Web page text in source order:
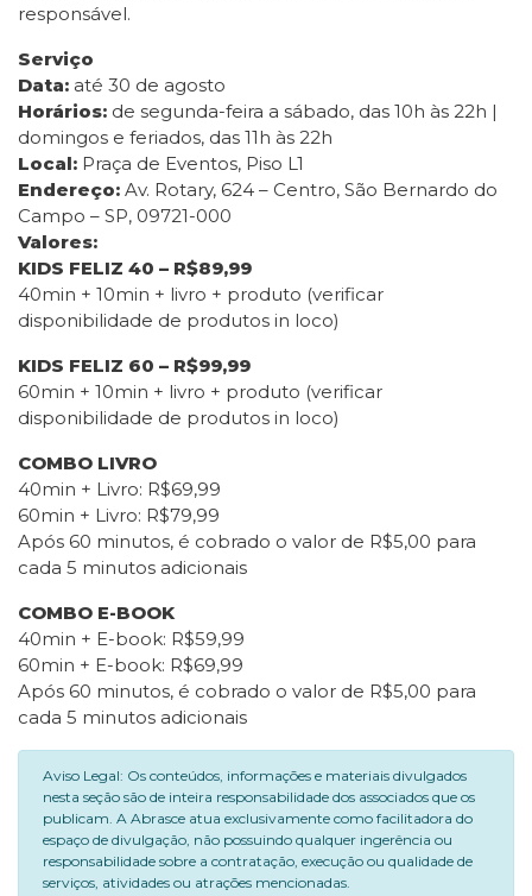
responsável.
Serviço
Data: até 30 de agosto
Horários: de segunda-feira a sábado, das 10h às 22h |
domingos e feriados, das 11h às 22h
Local: Praça de Eventos, Piso L1
Endereço: Av. Rotary, 624 – Centro, São Bernardo do
Campo – SP, 09721-000
Valores:
KIDS FELIZ 40 – R$89,99
40min + 10min + livro + produto (verificar
disponibilidade de produtos in loco)
KIDS FELIZ 60 – R$99,99
60min + 10min + livro + produto (verificar
disponibilidade de produtos in loco)
COMBO LIVRO
40min + Livro: R$69,99
60min + Livro: R$79,99
Após 60 minutos, é cobrado o valor de R$5,00 para
cada 5 minutos adicionais
COMBO E-BOOK
40min + E-book: R$59,99
60min + E-book: R$69,99
Após 60 minutos, é cobrado o valor de R$5,00 para
cada 5 minutos adicionais
Aviso Legal: Os conteúdos, informações e materiais divulgados
nesta seção são de inteira responsabilidade dos associados que os
publicam. A Abrasce atua exclusivamente como facilitadora do
espaço de divulgação, não possuindo qualquer ingerência ou
responsabilidade sobre a contratação, execução ou qualidade de
serviços, atividades ou atrações mencionadas.